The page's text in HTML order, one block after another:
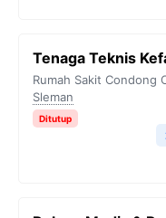
Tenaga Teknis
Rumah Sakit Condong
Sleman
Ditutup